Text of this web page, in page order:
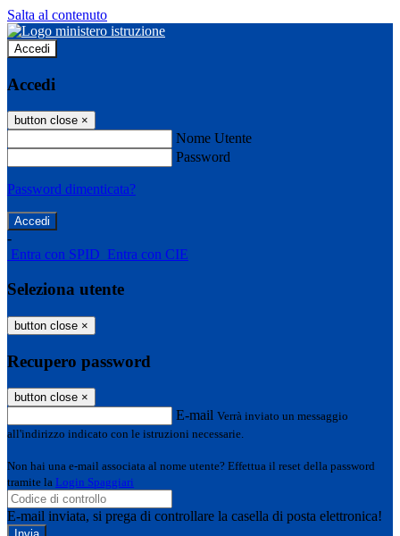
Salta al contenuto
Accedi
Accedi
button close ×
Nome Utente
Password
Password dimenticata?
-
Entra con SPID Entra con CIE
Seleziona utente
button close ×
Recupero password
button close ×
E-mail Verrà inviato un messaggio
all'indirizzo indicato con le istruzioni necessarie.
Non hai una e-mail associata al nome utente? Effettua il reset della password
tramite la Login Spaggiari
E-mail inviata, si prega di controllare la casella di posta elettronica!